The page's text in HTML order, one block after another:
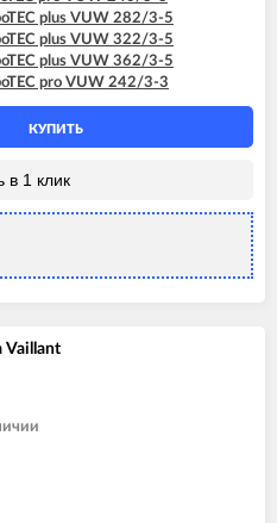
plus VUW 282/3-5
plus VUW 322/3-5
plus VUW 362/3-5
pro VUW 242/3-3
КУПИТЬ
в 1 клик
Vaillant